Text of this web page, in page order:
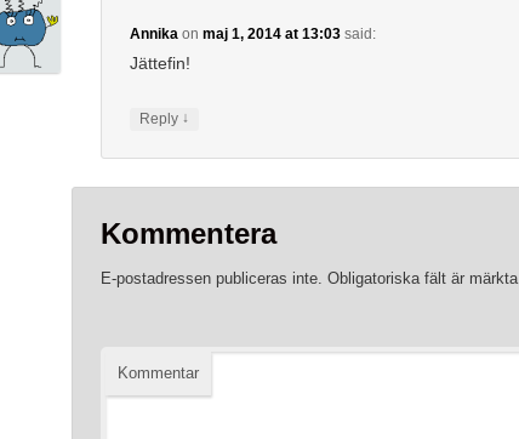
Annikaon maj 1, 2014 at 13:03 said:
Jättefin!
Reply ↓
Kommentera
E-postadressen publiceras inte. Obligatoriska fält är märkta
Kommentar